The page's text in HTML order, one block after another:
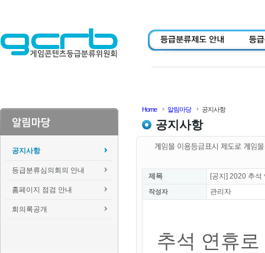
공지사항
등급분류심의회의 안내
홈페이지 점검 안내
회의록공개
Home 알림마당 공지사항
공지사항
제목 [공지] 2020 추석
작성자 관리자
추석 연휴